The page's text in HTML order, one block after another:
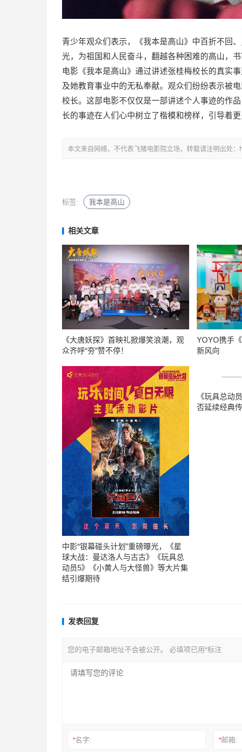
青少年观众们表示，《我本是高山》中百折不回
光，为祖国和人民奋斗，翻越各种困难的高山，书
电影《我本是高山》通过讲述张桂梅校长的真实
及她教育事业中的无私奉献。观众们纷纷表示被
校长。这部电影不仅仅是一部讲述个人事迹的作
长的事迹在人们心中树立了楷模和榜样，引导着
本文来自网络，不代表飞猪电影院立场，转载请注明出处
标签: 我本是高山
相关文章
《大唐妖探》首映礼掀爆笑浪潮，观
众齐呼“夯”赞不停！
YOYO携手
新风向
中影“银幕碰头计划”重磅曝光，《星
球大战：曼达洛人与古古》《玩具总
动员5》《小黄人与大怪兽》等大片集
结引爆期待
《玩具总动
否延续经典传
发表回复
您的电子邮箱地址不会被公开。 必填项已用*标注
*名字: *邮箱: